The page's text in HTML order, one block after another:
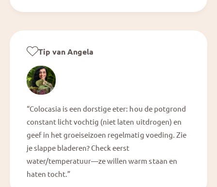
Tip van Angela
“Colocasia is een dorstige eter: hou de potgrond
constant licht vochtig (niet laten uitdrogen) en
geef in het groeiseizoen regelmatig voeding. Zie
je slappe bladeren? Check eerst
water/temperatuur—ze willen warm staan en
haten tocht.”